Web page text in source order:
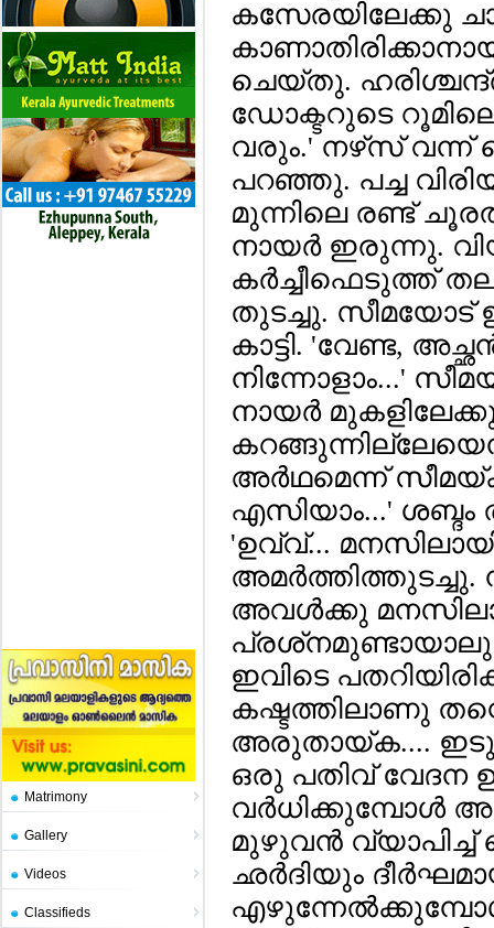
Matrimony
Gallery
Videos
Classifieds
കസേരയിലേക്കു
ചെയ്തു.
ഡോക്ടറുടെ
വരും.' നഴ്‌സ് വന്ന്
പറഞ്ഞു. പച്ച
മുന്നിലെ രണ്ട്
നായര്‍ ഇരുന്നു.
കര്‍ച്ചീഫെടുത്ത്
തുടച്ചു. സീമയോട്
കാട്ടി. 'വേണ്ട,
നിന്നോളാം...'
നായര്‍
അര്‍ഥമെന്ന്
എസിയാം...'
'ഉവ്വ്...
അവള്‍ക്കു
ഇവിടെ
കഷ്ടത്തിലാണു
അരുതായ്ക....
ഒരു പതിവ് വേദന
വര്‍ധിക്കുമ്പോള്‍
മുഴുവന്‍ വ്യാപിച്ച്
ഛര്‍ദിയും